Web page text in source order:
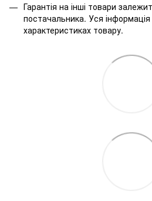
Гарантія на інші товари
постачальника. Уся
характеристиках товару.